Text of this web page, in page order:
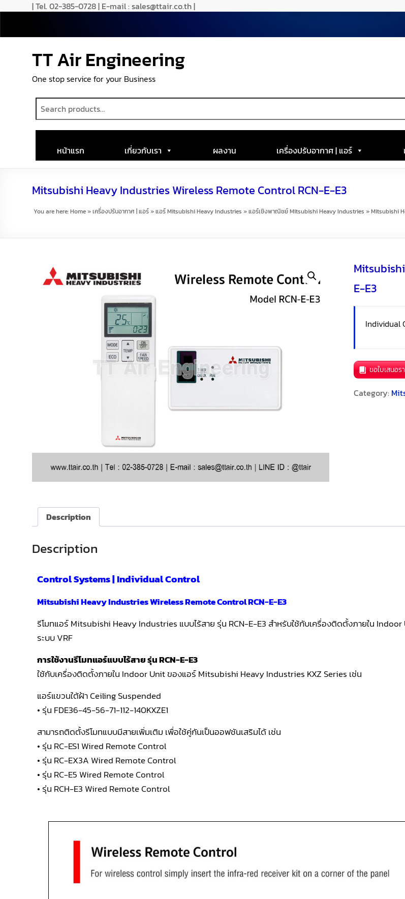
| Tel. 02-385-0728 | E-mail : sales@ttair.co.th |
TT Air Engineering
One stop service for your Business
หน้าแรก เกี่ยวกับเรา ผลงาน เครื่องปรับอากาศ | แอร์
Mitsubishi Heavy Industries Wireless Remote Control RCN-E-E3
You are here:Home»เครื่องปรับอากาศ | แอร์»แอร์ Mitsubishi Heavy Industries »แอร์เชิงพาณิชย์ Mitsubishi Heavy Industries »Mitsubishi
E-E3
Individual
ขอใบเสนอร
Category:
Description
Description
Control Systems | Individual Control
Mitsubishi Heavy Industries Wireless Remote Control RCN-E-E3
รีโมทแอร์ Mitsubishi Heavy Industries แบบไร้สาย รุ่น RCN-E-E3 สำหรับใช้กับเครื่องติดตั้งภายใน
ระบบ VRF
การใช้งานรีโมทแอร์แบบไร้สาย รุ่น RCN-E-E3
ใช้กับเครื่องติดตั้งภายใน Indoor Unit ของแอร์ Mitsubishi Heavy Industries KXZ Series เช่น
แอร์แขวนใต้ฝ้า Ceiling Suspended
• รุ่น FDE36-45-56-71-112-140KXZE1
สามารถติดตั้งรีโมทแบบมีสายเพิ่มเติม เพื่อใช้คู่กันเป็นออฟชันเสริมได้ เช่น
• รุ่น RC-ES1 Wired Remote Control
• รุ่น RC-EX3A Wired Remote Control
• รุ่น RC-E5 Wired Remote Control
• รุ่น RCH-E3 Wired Remote Control